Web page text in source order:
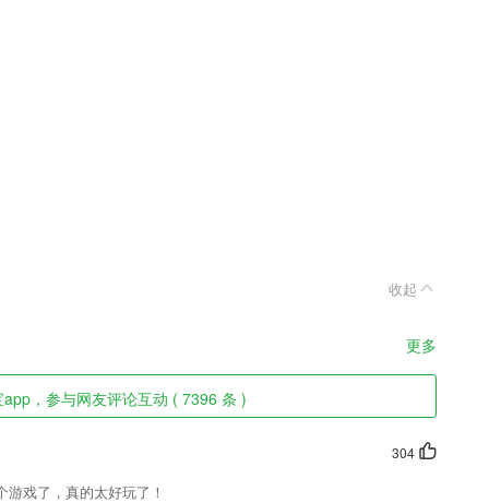
收起
更多
，参与网友评论互动 ( 7396 条 )
304
戏了，真的太好玩了！